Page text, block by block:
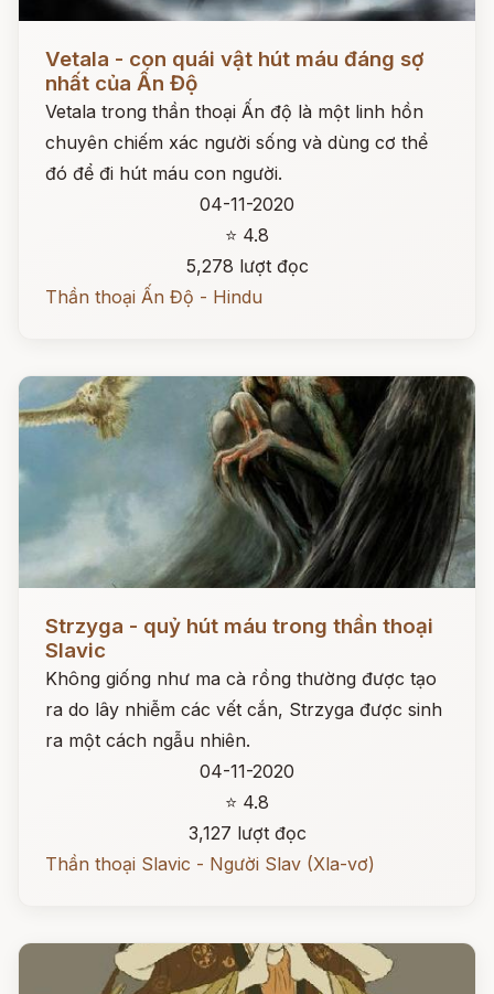
Vetala - con quái vật hút máu đáng sợ
nhất của Ấn Độ
Vetala trong thần thoại Ấn độ là một linh hồn
chuyên chiếm xác người sống và dùng cơ thể
đó để đi hút máu con người.
04-11-2020
⭐ 4.8
5,278 lượt đọc
Thần thoại Ấn Độ - Hindu
Strzyga - quỷ hút máu trong thần thoại
Slavic
Không giống như ma cà rồng thường được tạo
ra do lây nhiễm các vết cắn, Strzyga được sinh
ra một cách ngẫu nhiên.
04-11-2020
⭐ 4.8
3,127 lượt đọc
Thần thoại Slavic - Người Slav (Xla-vơ)